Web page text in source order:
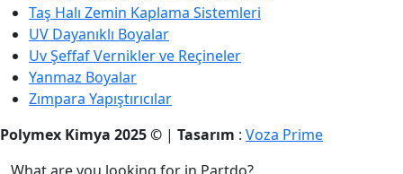
Taş Halı Zemin Kaplama Sistemleri
UV Dayanıklı Boyalar
Uv Şeffaf Vernikler ve Reçineler
Yanmaz Boyalar
Zımpara Yapıştırıcılar
Polymex Kimya 2025 © | Tasarım : Voza Prime